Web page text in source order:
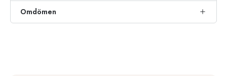
Omdömen